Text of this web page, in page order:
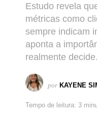
Estudo revela
métricas como
sempre indicam
aponta a
realmente decide.
por KAYENE
Tempo de leitura: 3